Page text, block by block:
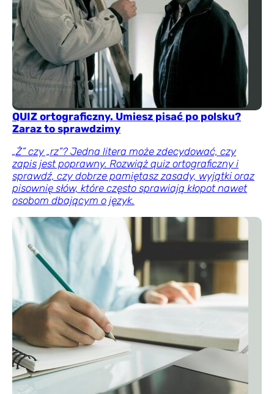
QUIZ ortograficzny. Umiesz pisać po polsku?
Zaraz to sprawdzimy
„Ż” czy „rz”? Jedna litera może zdecydować, czy
zapis jest poprawny. Rozwiąż quiz ortograficzny i
sprawdź, czy dobrze pamiętasz zasady, wyjątki oraz
pisownię słów, które często sprawiają kłopot nawet
osobom dbającym o język.